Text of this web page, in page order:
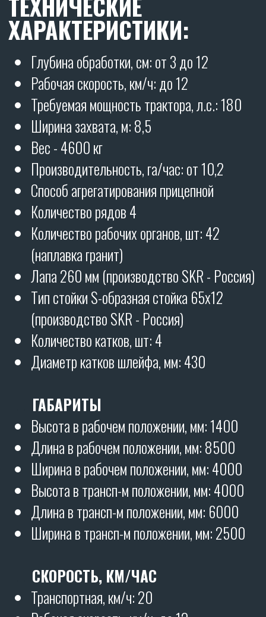
Длина в трансп-м положении, мм: 6000
Ширина в трансп-м положении, мм: 2500
СКОРОСТЬ, КМ/ЧАС
Транспортная, км/ч: 20
Рабочая скорость, км/ч: до 12
ОТЗЫВЫ
производятся на
из собственных
комплектующих
Подробнее о нашей
уникальной стойке:
Современная усиленная вибростойка